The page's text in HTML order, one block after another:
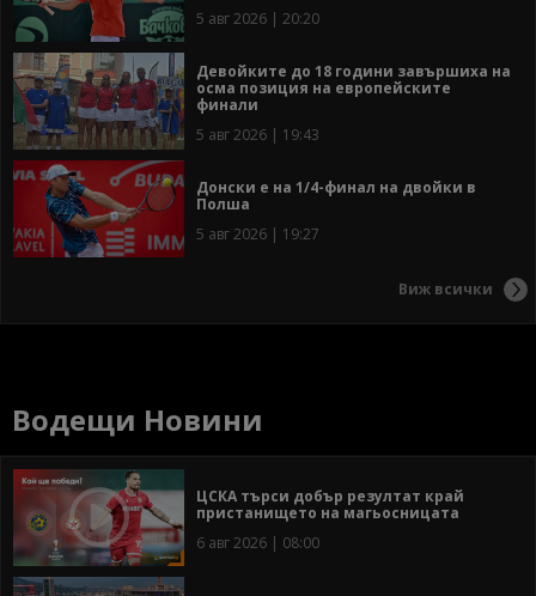
5 авг 2026 | 20:20
Девойките до 18 години завършиха на
осма позиция на европейските
финали
5 авг 2026 | 19:43
Донски е на 1/4-финал на двойки в
Полша
5 авг 2026 | 19:27
Виж всички
Водещи Новини
ЦСКА търси добър резултат край
пристанището на магьосницата
6 авг 2026 | 08:00